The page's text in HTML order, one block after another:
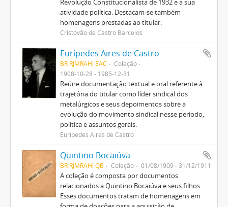
Revolução Constitucionalista de 1932 e à sua
atividade política. Destacam-se também
homenagens prestadas ao titular.
Cristóvão de Castro Barcelos
Eurípedes Aires de Castro
BR RJMRAHI EAC
Coleção
1908-10-28 - 1985-12-31
Reúne documentação textual e oral referente à
trajetória do titular como líder sindical dos
metalúrgicos e seus depoimentos sobre a
evolução do movimento sindical nesse período,
política e assuntos gerais.
Eurípedes Aires de Castro
Quintino Bocaiúva
BR RJMRAHI QB Coleção 01/08/1909 - 31/12/1911
A coleção é composta por documentos
relacionados a Quintino Bocaiúva e seus filhos.
Esses documentos tratam de homenagens em